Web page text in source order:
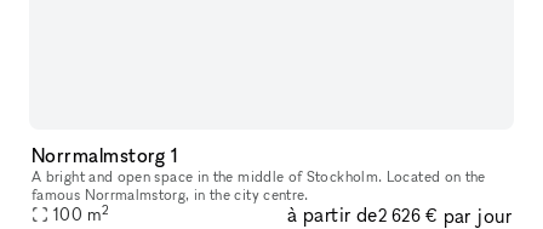
Norrmalmstorg 1
A bright and open space in the middle of Stockholm. Located on the
famous Norrmalmstorg, in the city centre.
100 m2 à partir de2 626 € par jour